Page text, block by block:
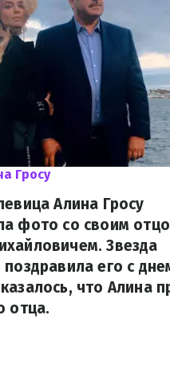
Гросу
Алина Гросу
фото со своим
Звезда
поздравила его с
что Алина
отца.